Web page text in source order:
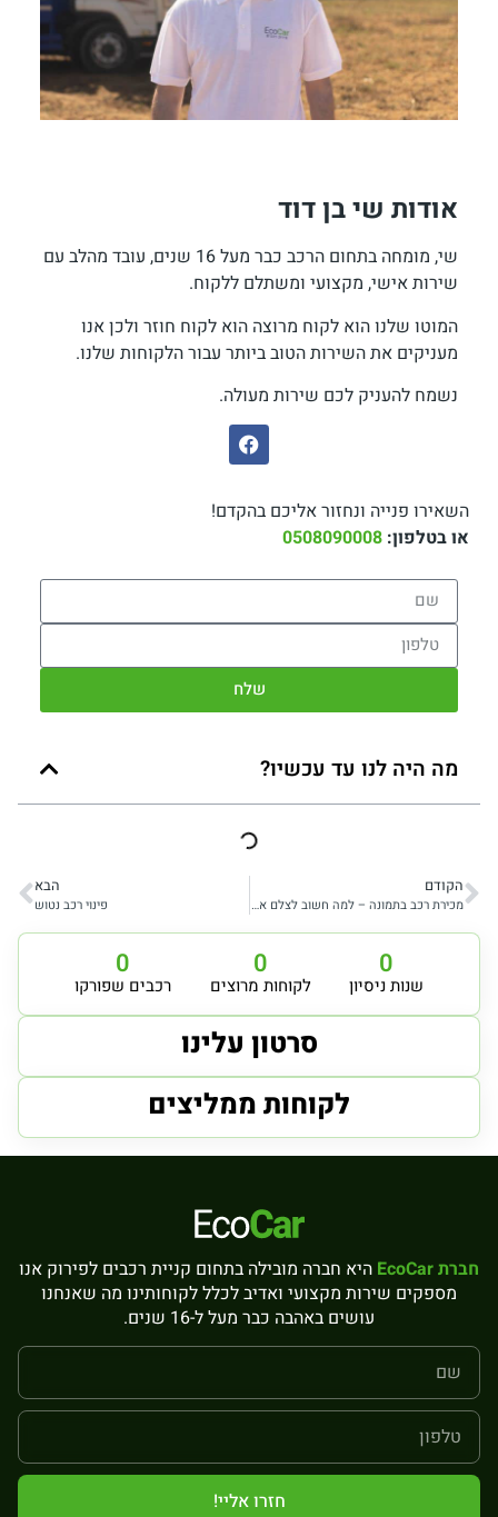
אודות שי בן דוד
שי, מומחה בתחום הרכב כבר מעל 16 שנים, עובד מהלב עם
שירות אישי, מקצועי ומשתלם ללקוח.
המוטו שלנו הוא לקוח מרוצה הוא לקוח חוזר ולכן אנו
מעניקים את השירות הטוב ביותר עבור הלקוחות שלנו.
נשמח להעניק לכם שירות מעולה.
השאירו פנייה ונחזור אליכם בהקדם!
או בטלפון: 0508090008
שלח
מה היה לנו עד עכשיו?
הקודם
מכירת רכב בתמונה – למה חשוב לצלם את הרכב בשביל למכור אותו?
הבא
פינוי רכב נטוש
שנות ניסיון
0
לקוחות מרוצים
0
רכבים שפורקו
0
סרטון עלינו
לקוחות ממליצים
חברת EcoCar
היא חברה מובילה בתחום קניית רכבים לפירוק אנו
מספקים שירות מקצועי ואדיב לכלל לקוחותינו מה שאנחנו
עושים באהבה כבר מעל ל-16 שנים.
חזרו אליי!